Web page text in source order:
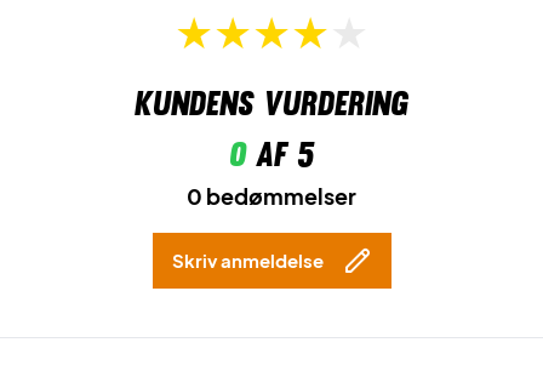
Kundens vurdering
0af 5
0 bedømmelser
Skriv anmeldelse